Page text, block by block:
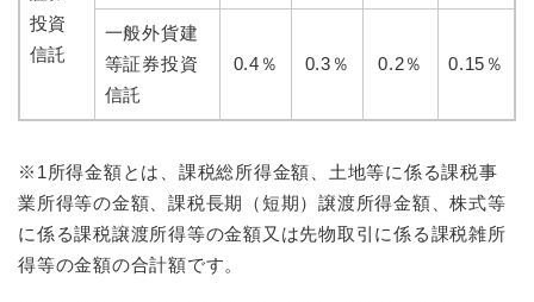
投資
信託
一般外貨建
等証券投資
信託
0.4％ 0.3％ 0.2％ 0.15％
※1所得金額とは、課税総所得金額、土地等に係る課税事
業所得等の金額、課税長期（短期）譲渡所得金額、株式等
に係る課税譲渡所得等の金額又は先物取引に係る課税雑所
得等の金額の合計額です。